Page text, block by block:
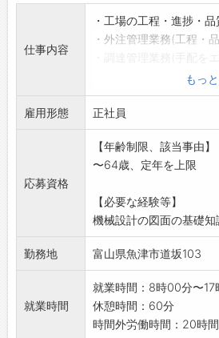
仕事内容
・工場の工程・進捗・
・外注管理業務(工程・
現在 男性7名:女性4名
・変更範囲:変更なし
*応募される方は、ハロ
状」の交付を受けて
下さい
もっ
雇用形態 正社員
応募資格
【年齢制限、該当事由】
〜64歳、定年を上限
【必要な経験等】
機械設計の図面の基礎知
勤務地 富山県魚津市道坂103
就業時間
就業時間：8時00分〜
休憩時間：60分
時間外労働時間：20時間